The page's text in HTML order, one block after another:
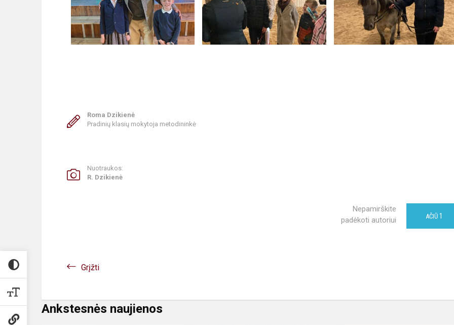
Roma Dzikienė
Pradinių klasių mokytoja metodininkė
Nuotraukos:
R. Dzikienė
Nepamirškite
padėkoti autoriui
AČIŪ 1
Grįžti
Ankstesnės naujienos